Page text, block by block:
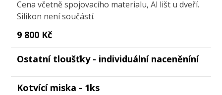
Cena včetně spojovacího materialu, Al lišt u dveří.
Silikon není součástí.
9 800 Kč
Ostatní tloušťky - individuální naceněníní
Kotvící miska - 1ks